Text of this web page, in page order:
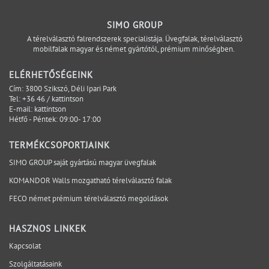
átkerülhet az ajánlatadásba. Az ajánlatadásból a
gyártási előkészítésbe. Onnan a logisztikába vagy a
kivitelezésbe. Minél később válik láthatóvá, annál
kevesebb lehetőség marad az egyszerű és kontrollált
megoldásra. A projektbiztonság ezért nem azt jelenti,
hogy minden változás kizárható. Azt jelenti, hogy a
kritikus kérdések időben láthatóvá válnak, a
megfelelő projektfázisban születnek meg. A SIMO a
rendszerben vizsgálja, hogy a bizonytalanság ne a
helyszínen váljon láthatóvá. Mely kérdéseket érdemes
lezárni még az ajánlatkérés előtt? Egyeztessen műszaki
SIMO GROUP
A térelválasztó falrendszerek specialistája. Üvegfalak, térelválasztó
mobilfalak magyar és német gyártótól, prémium minőségben.
ELÉRHETŐSÉGEINK
Cím: 3800 Szikszó, Déli Ipari Park
Tel:+36 46 / kattintson
E-mail: kattintson
Hétfő - Péntek: 09:00- 17:00
TERMÉKCSOPORTJAINK
SIMO GROUP saját gyártású magyar üvegfalak
KOMANDOR Walls mozgatható térelválasztó falak
FECO német prémium térelválasztó megoldások
HASZNOS LINKEK
Kapcsolat
Szolgáltatásaink